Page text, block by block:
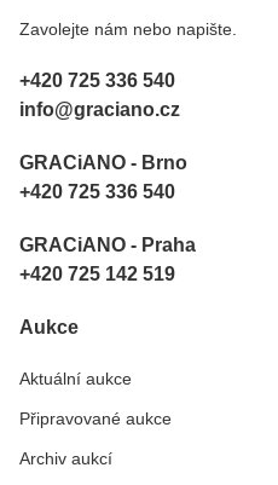
Zavolejte nám nebo napište.
+420 725 336 540
info@graciano.cz
GRACiANO - Brno
+420 725 336 540
GRACiANO - Praha
+420 725 142 519
Aukce
Aktuální aukce
Připravované aukce
Archiv aukcí